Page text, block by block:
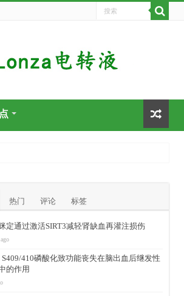
热门 评论 标签
定通过激活SIRT3减轻肾缺血再灌注损伤
S409/410磷酸化致功能丧失在脑出血后继发性
的作用